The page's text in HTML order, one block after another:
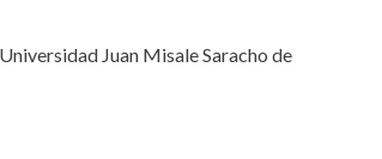
Juan Misale Saracho de